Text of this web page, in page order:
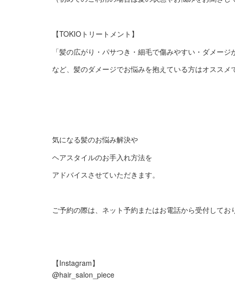
【TOKIOトリートメント】
「髪の広がり・パサつき・細毛で傷みやすい・ダメージ
など、髪のダメージでお悩みを抱えている方はオススメ
気になる髪のお悩み解決や
ヘアスタイルのお手入れ方法を
アドバイスさせていただきます。
ご予約の際は、ネット予約またはお電話から受付してお
【Instagram】
@hair_salon_piece